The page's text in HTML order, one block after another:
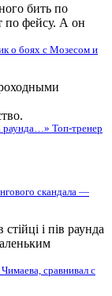
бить по
по фейсу. А он
о боях с Мозесом и
раунда…» Топ-тренер
скандала —
стійці і пів раунда
сравнивал с